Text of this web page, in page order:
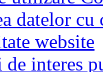
datelor cu
website
interes